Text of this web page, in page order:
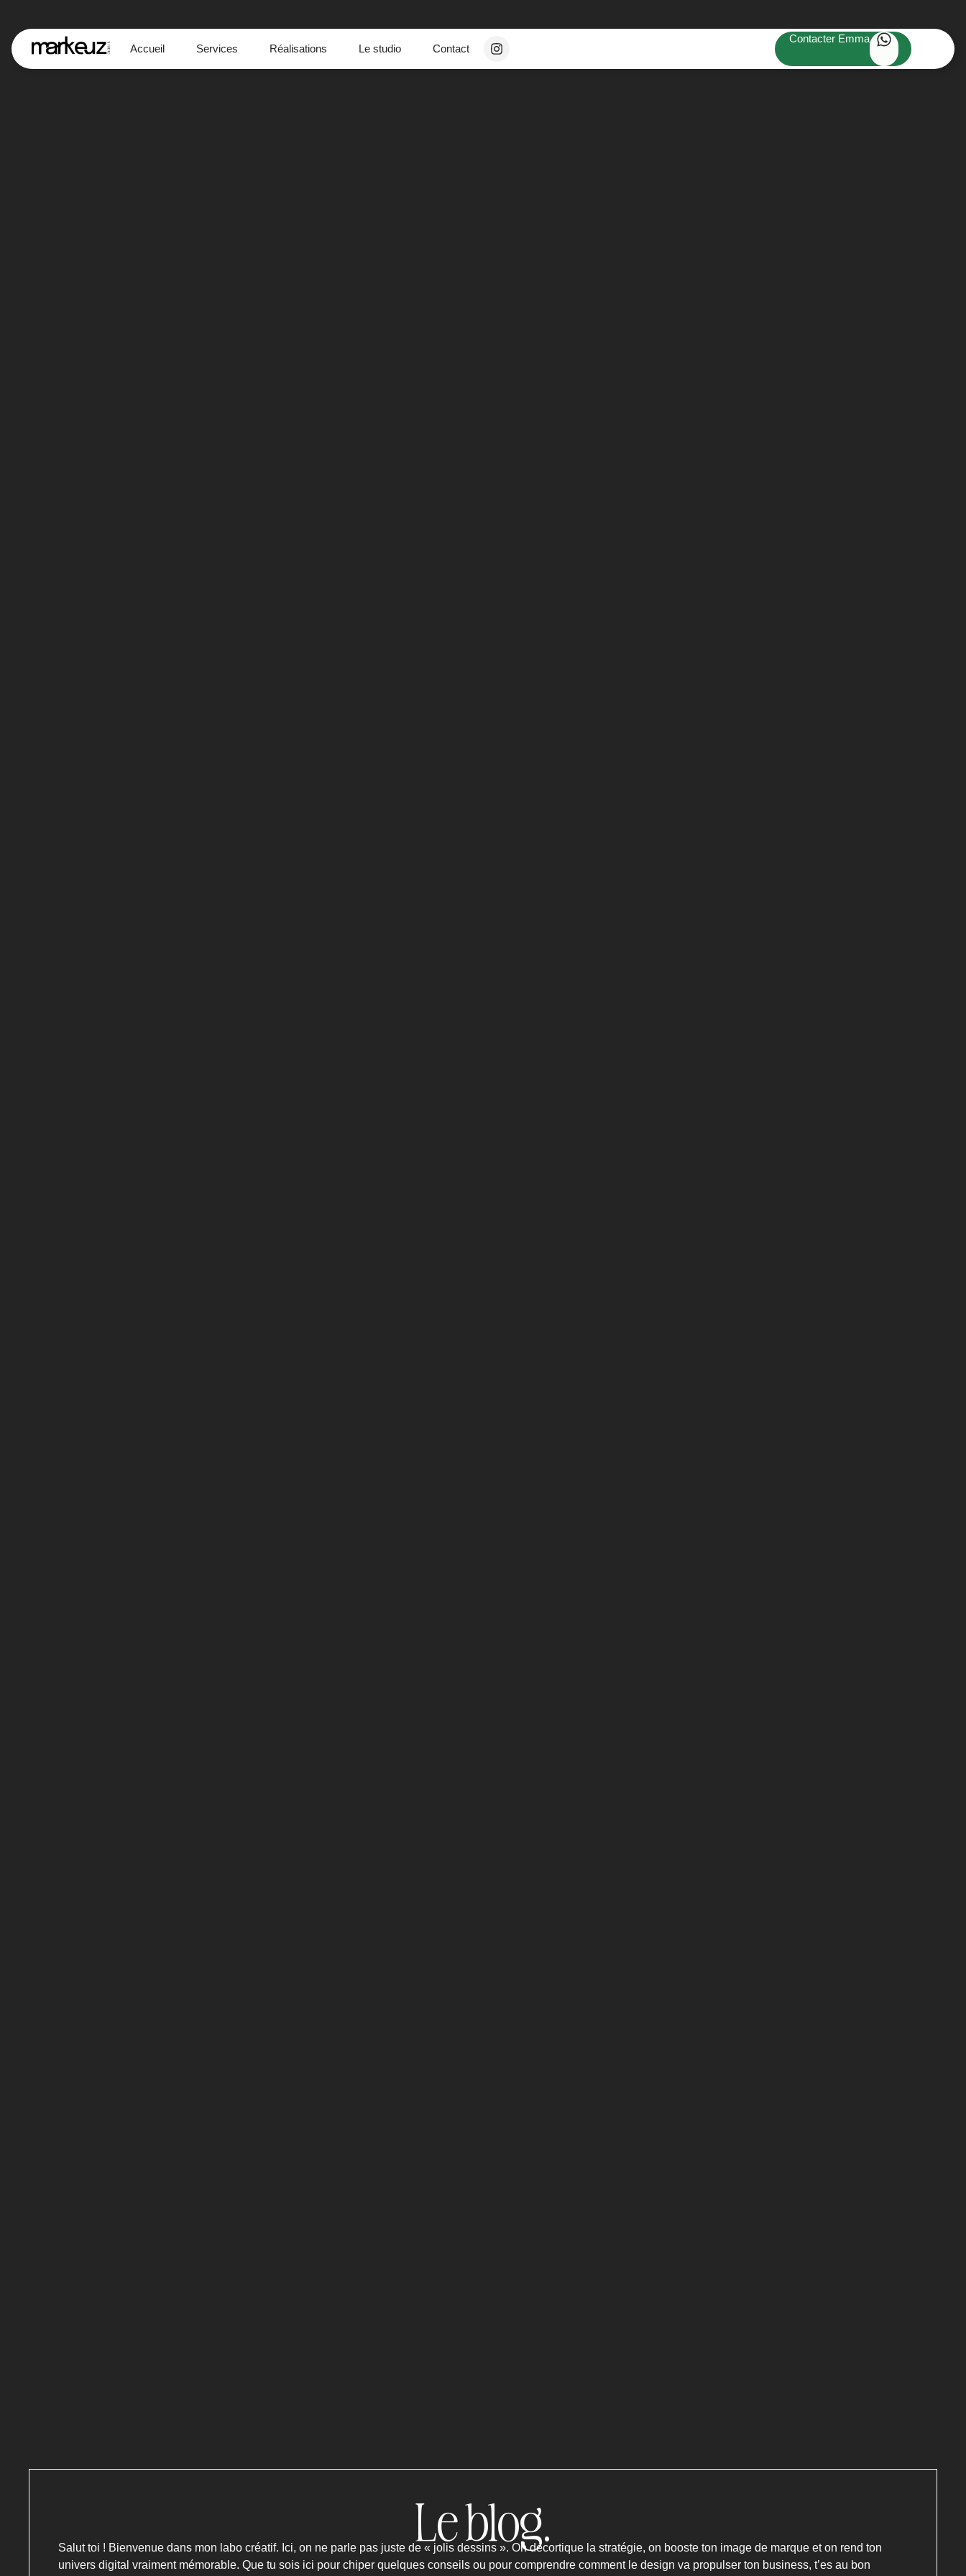
Accueil Services Réalisations Le studio Contact
Contacter Emma
Le blog.
Salut toi ! Bienvenue dans mon labo créatif. Ici, on ne parle pas juste de « jolis dessins ». On décortique la stratégie, on booste ton image de marque et on rend ton
univers digital vraiment mémorable. Que tu sois ici pour chiper quelques conseils ou pour comprendre comment le design va propulser ton business, t’es au bon